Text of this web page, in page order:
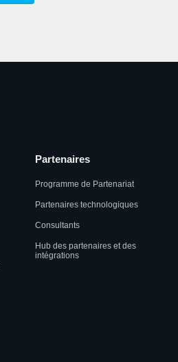
Partenaires
Programme de Partenariat
Partenaires technologiques
Consultants
Hub des partenaires et des
intégrations